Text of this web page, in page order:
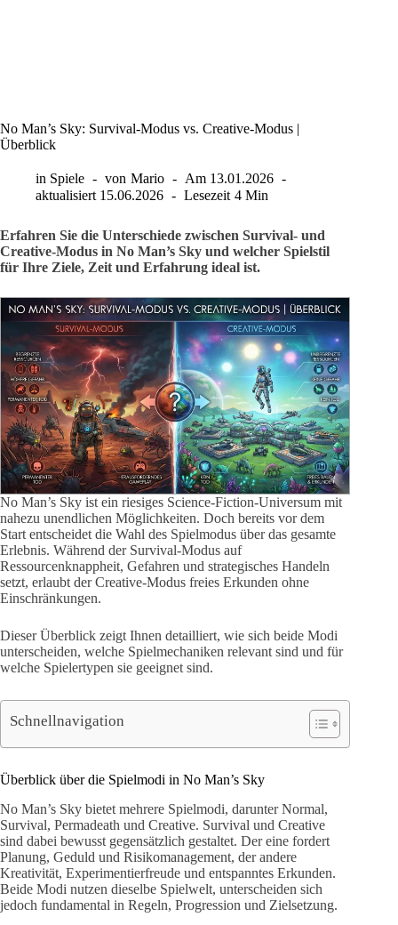
No Man’s Sky: Survival-Modus vs. Creative-Modus |
Überblick
in Spiele von Mario Am 13.01.2026
aktualisiert 15.06.2026 Lesezeit 4 Min
Erfahren Sie die Unterschiede zwischen Survival- und
Creative-Modus in No Man’s Sky und welcher Spielstil
für Ihre Ziele, Zeit und Erfahrung ideal ist.
No Man’s Sky ist ein riesiges Science-Fiction-Universum mit
nahezu unendlichen Möglichkeiten. Doch bereits vor dem
Start entscheidet die Wahl des Spielmodus über das gesamte
Erlebnis. Während der Survival-Modus auf
Ressourcenknappheit, Gefahren und strategisches Handeln
setzt, erlaubt der Creative-Modus freies Erkunden ohne
Einschränkungen.
Dieser Überblick zeigt Ihnen detailliert, wie sich beide Modi
unterscheiden, welche Spielmechaniken relevant sind und für
welche Spielertypen sie geeignet sind.
Schnellnavigation
Überblick über die Spielmodi in No Man’s Sky
No Man’s Sky bietet mehrere Spielmodi, darunter Normal,
Survival, Permadeath und Creative. Survival und Creative
sind dabei bewusst gegensätzlich gestaltet. Der eine fordert
Planung, Geduld und Risikomanagement, der andere
Kreativität, Experimentierfreude und entspanntes Erkunden.
Beide Modi nutzen dieselbe Spielwelt, unterscheiden sich
jedoch fundamental in Regeln, Progression und Zielsetzung.